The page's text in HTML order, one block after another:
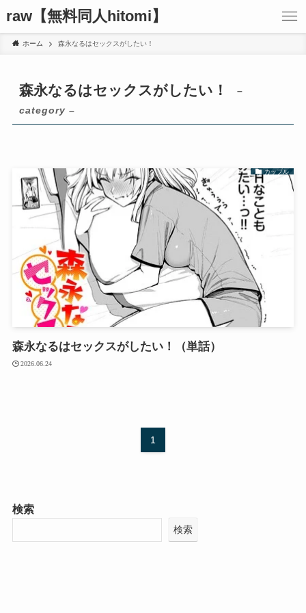
raw【無料同人hitomi】
ホーム 森永なるはセックスがしたい！
森永なるはセックスがしたい！
–
category –
カップル
森永なるはセックスがしたい！（単話）
2026.06.24
1
検索
検索